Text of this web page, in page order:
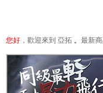
您好 ，歡迎來到 亞拓 。 最新